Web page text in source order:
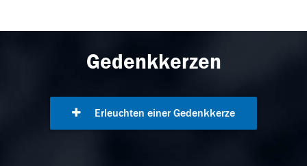
Gedenkkerzen
Erleuchten einer Gedenkkerze